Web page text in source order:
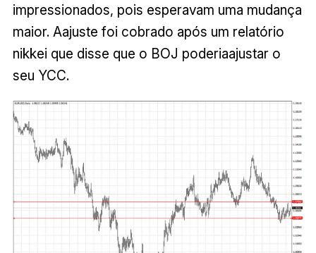
impressionados, pois esperavam uma mudança
maior. Aajuste foi cobrado após um relatório
nikkei que disse que o BOJ poderiaajustar o
seu YCC.